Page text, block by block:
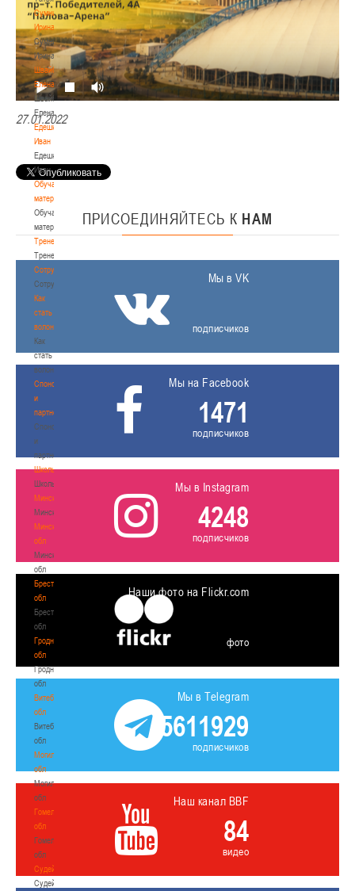
Сумникова
Ирина
Сумникова
Ирина
Швайбович
Елена
Швайбович
Елена
Едешко
Иван
Едешко
Иван
Обучающие
материалы
Обучающие
материалы
Тренерам
Тренерам
Сотрудничество
Сотрудничество
Как
стать
волонтером
Как
стать
волонтером
Спонсоры
и
партнеры
Спонсоры
и
партнеры
Школы
Школы
Минск
Минск
Минская
обл
Минская
обл
Брестская
обл
Брестская
обл
Гродненская
обл
Гродненская
обл
Витебская
обл
Витебская
обл
Могилевская
обл
Могилевская
обл
Гомельская
обл
Гомельская
обл
Судейство
Судейство
27.01.2022
ПРИСОЕДИНЯЙТЕСЬ К НАМ
Мы в VK
подписчиков
Мы на Facebook
1471
подписчиков
Мы в Instagram
4248
подписчиков
Наши фото на Flickr.com
фото
Мы в Telegram
5611929
подписчиков
Наш канал BBF
84
видео